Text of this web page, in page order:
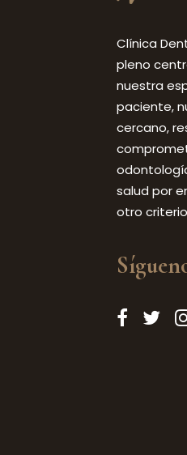
Clínica
pleno
nuestra
paciente,
cercano,
salud por
otro